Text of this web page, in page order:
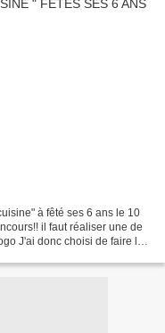
à fêté ses 6 ans le 10
il faut réaliser une de
J'ai donc choisi de faire les